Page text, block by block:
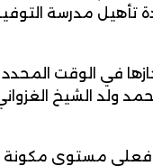
تأهيل مدرسة
في الوقت المحدد
ولد الشيخ
فعلى مستوى مكونة